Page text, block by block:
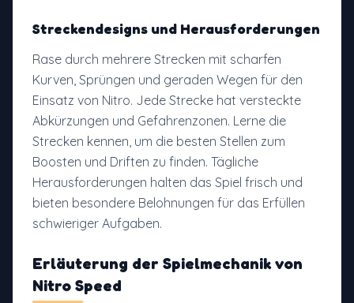
Streckendesigns und Herausforderungen
Rase durch mehrere Strecken mit scharfen
Kurven, Sprüngen und geraden Wegen für den
Einsatz von Nitro. Jede Strecke hat versteckte
Abkürzungen und Gefahrenzonen. Lerne die
Strecken kennen, um die besten Stellen zum
Boosten und Driften zu finden. Tägliche
Herausforderungen halten das Spiel frisch und
bieten besondere Belohnungen für das Erfüllen
schwieriger Aufgaben.
Erläuterung der Spielmechanik von
Nitro Speed